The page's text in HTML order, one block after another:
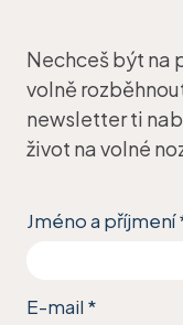
Nechceš být na
volně
newsletter ti
život na volné
Jméno a příjmení
E-mail *